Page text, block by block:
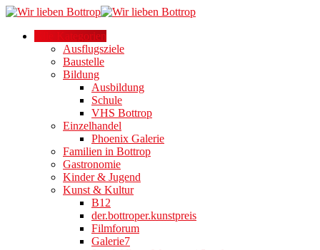
Alle Kategorien
Ausflugsziele
Baustelle
Bildung
Ausbildung
Schule
VHS Bottrop
Einzelhandel
Phoenix Galerie
Familien in Bottrop
Gastronomie
Kinder & Jugend
Kunst & Kultur
B12
der.bottroper.kunstpreis
Filmforum
Galerie7